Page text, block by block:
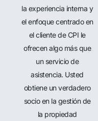
la experiencia interna y
el enfoque centrado en
el cliente de CPI le
ofrecen algo más que
un servicio de
asistencia. Usted
obtiene un verdadero
socio en la gestión de
la propiedad